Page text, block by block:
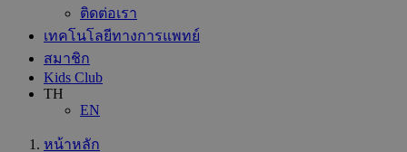
ติดต่อเรา
เทคโนโลยีทางการแพทย์
สมาชิก
Kids Club
TH
EN
หน้าหลัก